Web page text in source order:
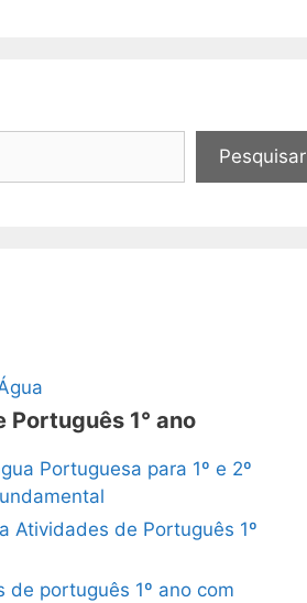
Pesquisar
1° ano
Portuguesa para 1º e 2º
Atividades de Português 1º
de português 1º ano com